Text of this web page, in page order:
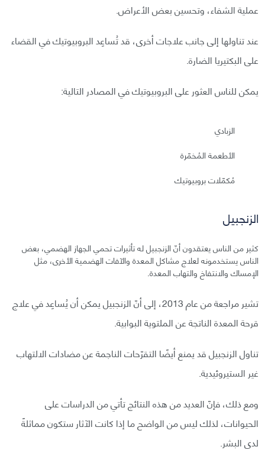
عملية الشفاء، وتحسين بعض الأعراض.
عند تناولها إلى جانب علاجات أخرى، قد تُساعِد البروبيوتيك في القضاء
على البكتيريا الضارة.
يمكن للناس العثور على البروبيوتيك في المصادر التالية:
الزبادي
الأطعمة المُخمّرة
مُكمّلات بروبيوتيك
الزنجبيل
كثير من الناس يعتقدون أنّ الزنجبيل له تأثيرات تحمي الجهاز الهضمي، بعض
الناس يستخدمونه لعلاج مشاكل المعدة والآفات الهضمية الأخرى، مثل
الإمساك والانتفاخ والتهاب المعدة.
تشير مراجعة من عام 2013، إلى أنّ الزنجبيل يمكن أن يُساعِد في علاج
قرحة المعدة الناتجة عن الملتوية البوابية.
تناول الزنجبيل قد يمنع أيضًا التقرّحات الناجمة عن مضادات الالتهاب
غير الستيروئيدية.
ومع ذلك، فإنّ العديد من هذه النتائج تأتي من الدراسات على
الحيوانات، لذلك ليس من الواضح ما إذا كانت الآثار ستكون مماثلةً
لدى البشر.